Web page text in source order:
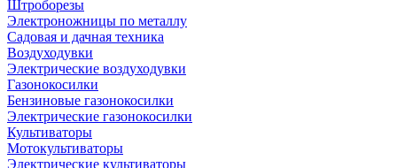
Штроборезы
Электроножницы по металлу
Садовая и дачная техника
Воздуходувки
Электрические воздуходувки
Газонокосилки
Бензиновые газонокосилки
Электрические газонокосилки
Культиваторы
Мотокультиваторы
Электрические культиваторы